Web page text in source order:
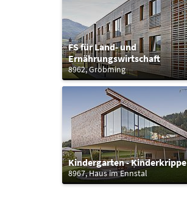
FS für Land- und
Ernährungswirtschaft
8962, Gröbming
Kindergarten - Kinderkrippe
8967, Haus im Ennstal